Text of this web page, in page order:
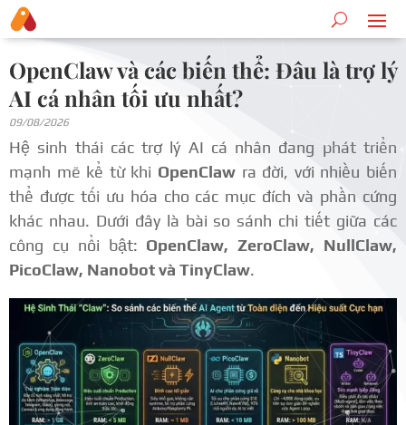
OpenClaw và các biến thể: Đâu là trợ lý
AI cá nhân tối ưu nhất?
09/08/2026
Hệ sinh thái các trợ lý AI cá nhân đang phát triển
mạnh mẽ kể từ khi OpenClaw ra đời, với nhiều biến
thể được tối ưu hóa cho các mục đích và phần cứng
khác nhau. Dưới đây là bài so sánh chi tiết giữa các
công cụ nổi bật: OpenClaw, ZeroClaw, NullClaw,
PicoClaw, Nanobot và TinyClaw.